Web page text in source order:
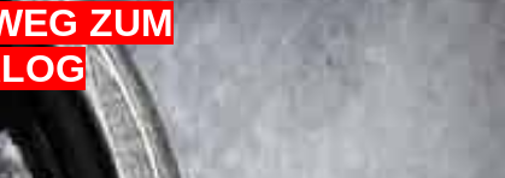
ZUM